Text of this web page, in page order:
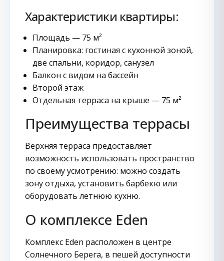
Характеристики квартиры:
Площадь — 75 м²
Планировка: гостиная с кухонной зоной,
две спальни, коридор, санузел
Балкон с видом на бассейн
Второй этаж
Отдельная терраса на крыше — 75 м²
Преимущества террасы
Верхняя терраса предоставляет
возможность использовать пространство
по своему усмотрению: можно создать
зону отдыха, установить барбекю или
оборудовать летнюю кухню.
О комплексе Eden
Комплекс Eden расположен в центре
Солнечного Берега, в пешей доступности